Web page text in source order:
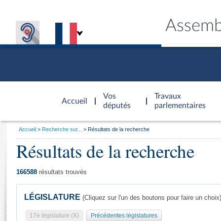
Accueil
d'accueil
Vos
députés
Travaux
parlementaires
Général
Vous
Accueil Recherche sur... Résultats de la recherche
Résultats de la recherche
166588 résultats trouvés
LÉGISLATURE (Cliquez sur l'un des boutons pour faire un choix)
17e législature (X) Précédentes législatures